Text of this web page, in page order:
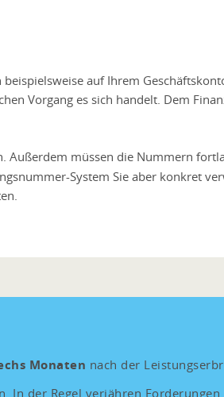
auf Ihrem
Vorgang es sich handelt. Dem
Außerdem müssen die Nummern
System Sie aber konkret
Monaten nach der
In der Regel verjähren Forderungen